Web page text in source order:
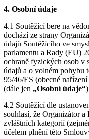
4. Osobní údaje
4.1 Soutěžící bere na
dochází ze strany
údajů Soutěžícího ve
parlamentu a Rady (EU)
ochraně fyzických osob v
údajů a o volném pohybu
95/46/ES (obecné
(dále jen „Osobní údaje“).
4.2 Soutěžící dle
souhlasí, že Organizátor
zvláštních kategorií
účelem plnění této